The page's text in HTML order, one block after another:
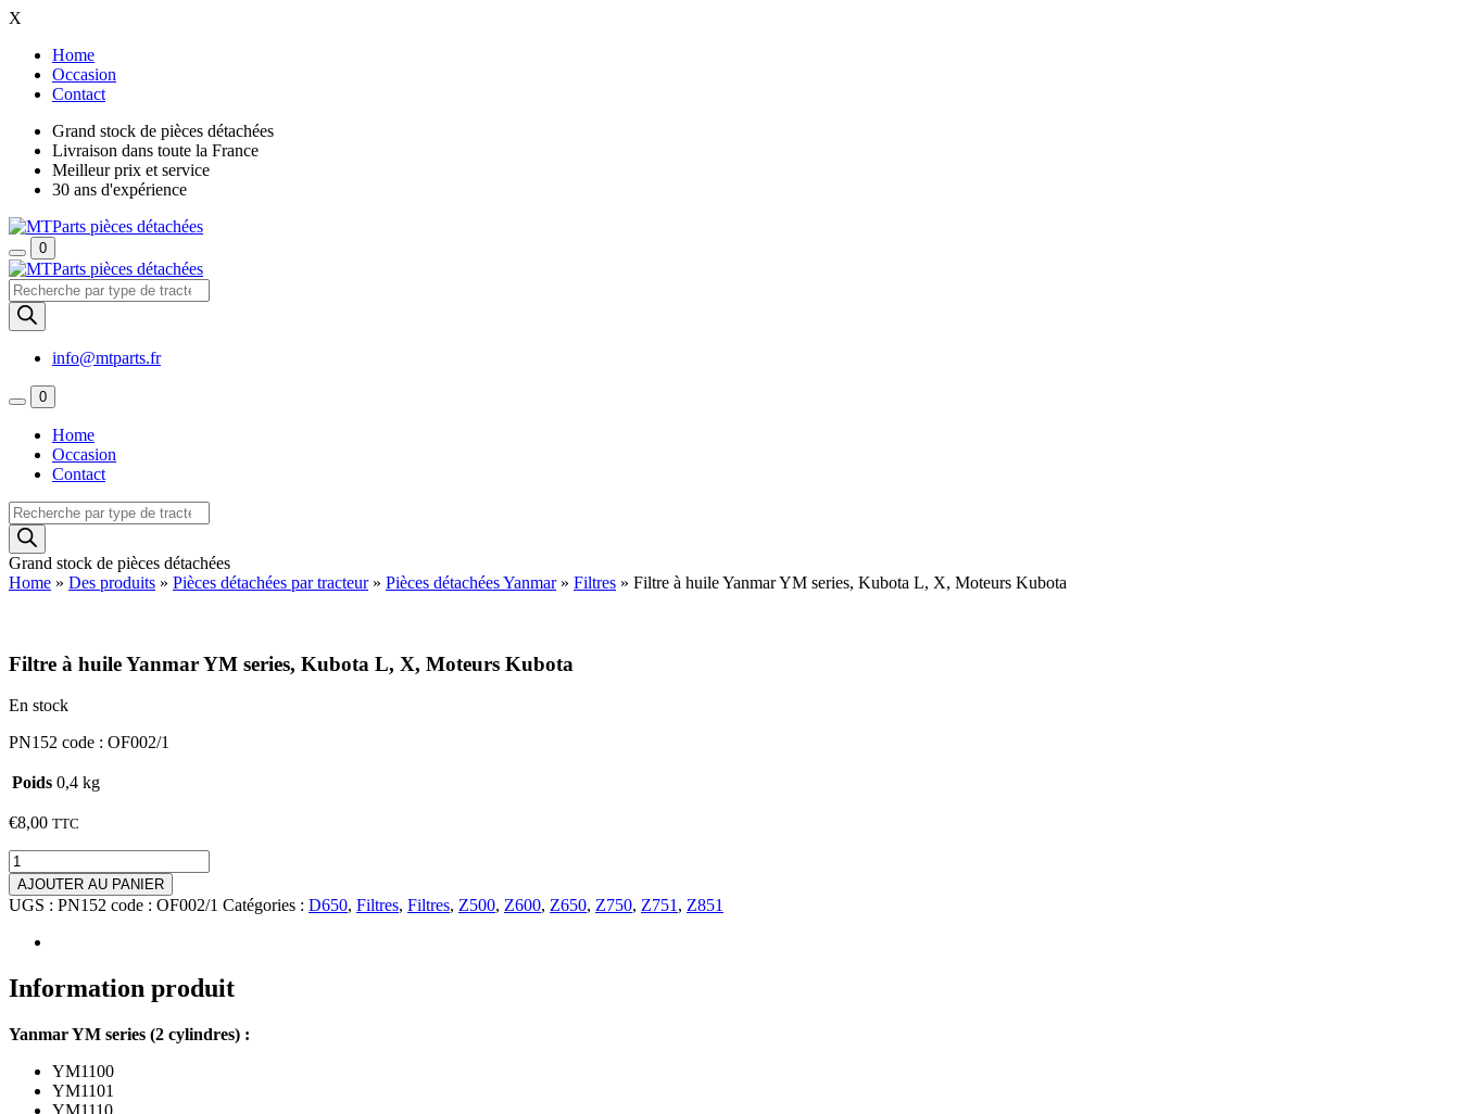
X
Home
Occasion
Contact
Grand stock de pièces détachées
Livraison dans toute la France
Meilleur prix et service
30 ans d'expérience
0
Recherche
de
produits
info@mtparts.fr
0
Home
Occasion
Contact
Recherche
de
produits
Grand stock de pièces détachées
Home » Des produits » Pièces détachées par tracteur» Pièces détachées Yanmar» Filtres » Filtre à huile Yanmar YM series, Kubota L, X, Moteurs Kubota
Filtre à huile Yanmar YM series, Kubota L, X, Moteurs Kubota
En stock
PN152 code : OF002/1
Poids 0,4 kg
€8,00 TTC
quantité
de
Filtre
à
huile
YM
series,
L,
Moteurs
Kubota
AJOUTER AU PANIER
UGS : PN152 code : OF002/1 Catégories : D650, Filtres, Filtres, Z500, Z600, Z650, Z750, Z751, Z851
Information produit
Yanmar YM series (2 cylindres) :
YM1100
YM1101